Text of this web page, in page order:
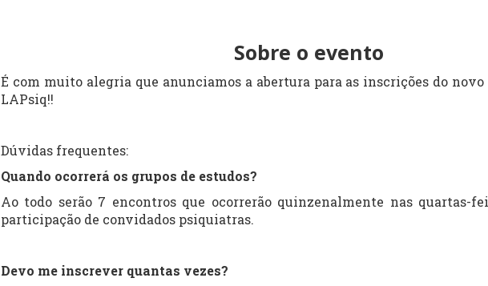
Sobre o evento
É com muito alegria que anunciamos a abertura para as inscrições do novo
LAPsiq!!
Dúvidas frequentes:
Quando ocorrerá os grupos de estudos?
Ao todo serão 7 encontros que ocorrerão quinzenalmente nas quartas-
participação de convidados psiquiatras.
Devo me inscrever quantas vezes?